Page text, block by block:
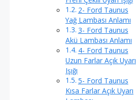
2- Ford Taunus
Yağ Lambası Anlamı
3- Ford Taunus
Akü Lambası Anlamı
4- Ford Taunus
Uzun Farlar Açık Uyarı
Işığı
5- Ford Taunus
Kısa Farlar Açık Uyarı